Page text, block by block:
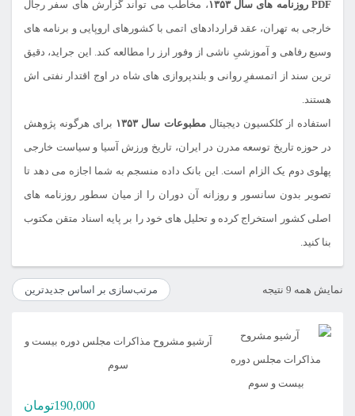
PDF روزنامه های سال ۱۳۵۳
، مخاطب می تواند گزارش های سفر رجال
خارجی به تهران، عقد قراردادهای اتمی با کشورهای اروپایی و برنامه های
وسیع رفاهی و آموزشیِ ناشی از وفور ارز را مطالعه کند. این جراید، دقیق
ترین سند از اتمسفرِ روانی و بلندپروازی های شاه در اوج اقتدار نفتی اش
هستند.
استفاده از کلکسیون دیجیتالمطبوعات سال ۱۳۵۳
برای هرگونه پژوهش
در حوزه تاریخ توسعه مدرن در ایران، تاریخ ورزش آسیا و سیاست خارجی
پهلوی دوم یک الزام است. این بانک داده منسجم به شما اجازه می دهد تا
تصویر بدون سانسور و روزانه آن دوران را از میان سطور روزنامه های
اصلی کشور استخراج کرده و تحلیل های خود را بر پایه اسناد متقن مکتوب
بنا کنید.
نمایش همه 9 نتیجه
اساس
جدیدترین
آرشیو مشروح مذاکرات مجلس دوره بیست و
سوم
190,000تومان